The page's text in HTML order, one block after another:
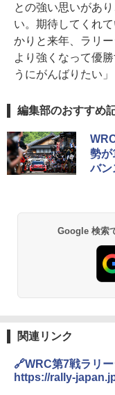
との強い思いがあ
い。期待してくれ
かりと来年、ラリ
より強くなって優
うにがんばりたい」
編集部のおすすめ
勢が
バン
Google 検索
関連リンク
🔗WRC第7戦ラリ
https://rally-